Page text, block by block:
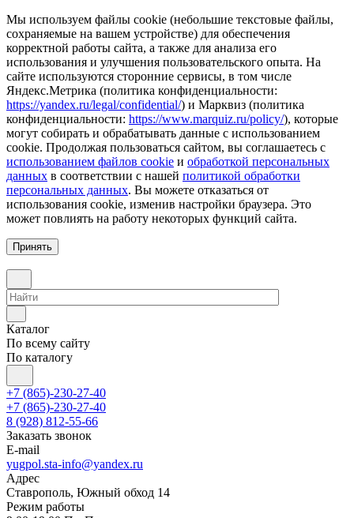
Мы используем файлы cookie (небольшие текстовые файлы,
сохраняемые на вашем устройстве) для обеспечения
корректной работы сайта, а также для анализа его
использования и улучшения пользовательского опыта. На
сайте используются сторонние сервисы, в том числе
Яндекс.Метрика (политика конфиденциальности:
https://yandex.ru/legal/confidential/) и Марквиз (политика
конфиденциальности: https://www.marquiz.ru/policy/), которые
могут собирать и обрабатывать данные с использованием
cookie. Продолжая пользоваться сайтом, вы соглашаетесь с
использованием файлов cookie и обработкой персональных
данных в соответствии с нашей политикой обработки
персональных данных. Вы можете отказаться от
использования cookie, изменив настройки браузера. Это
может повлиять на работу некоторых функций сайта.
Принять
Каталог
По всему сайту
По каталогу
+7 (865)-230-27-40
+7 (865)-230-27-40
8 (928) 812-55-66
Заказать звонок
E-mail
yugpol.sta-info@yandex.ru
Адрес
Ставрополь, Южный обход 14
Режим работы